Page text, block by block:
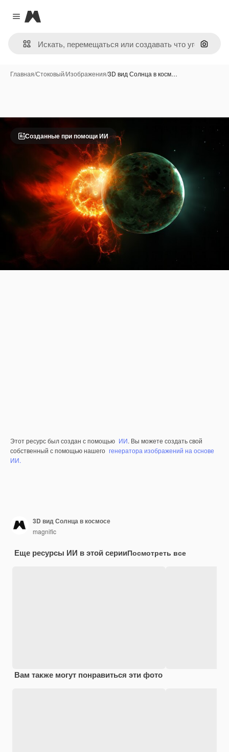
Close menu
Magnific
Поиск
Главная/Стоковый/Изображения/3D вид Солнца в косм…
Созданные при помощи ИИ
Этот ресурс был создан с помощью ИИ. Вы можете создать свой
собственный с помощью нашего генератора изображений на основе
ИИ.
3D вид Солнца в космосе
magnific
Еще ресурсы ИИ в этой серииПосмотреть все
Вам также могут понравиться эти фото